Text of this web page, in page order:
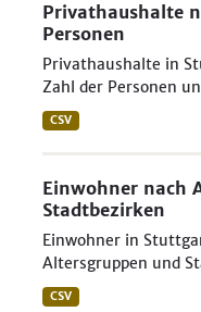
Privathaushalte
Personen
Privathaushalte in
Zahl der Personen
CSV
Einwohner nach
Stadtbezirken
Einwohner in
Altersgruppen und
CSV